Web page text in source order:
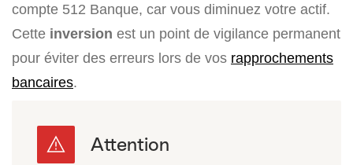
compte 512 Banque, car vous diminuez votre actif.
Cette inversion est un point de vigilance permanent
pour éviter des erreurs lors de vos rapprochements
bancaires.